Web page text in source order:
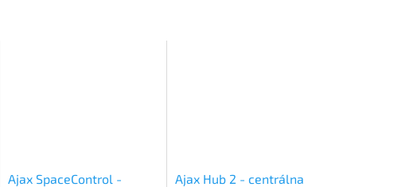
Ajax SpaceControl -
Ajax Hub 2 - centrálna